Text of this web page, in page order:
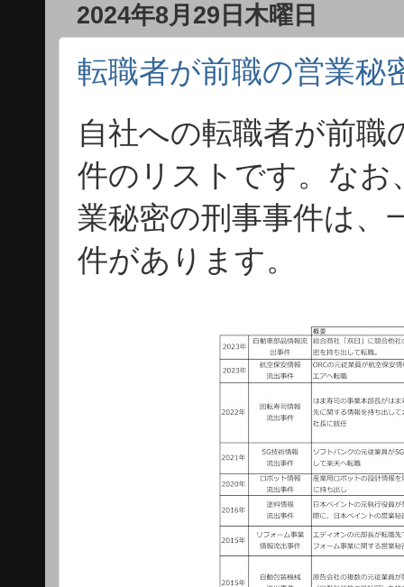
2024年8月29日木曜日
転職者が前職の営業秘
自社への転職者が前職
件のリストです。な
業秘密の刑事事件は、
件があります。